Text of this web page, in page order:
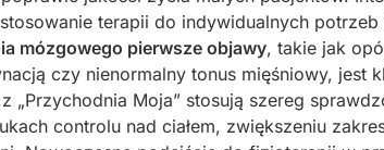
terapii do indywidualnych
mózgowego pierwsze objawy, takie jak
czy nienormalny tonus mięśniowy, jest
„Przychodnia Moja” stosują szereg
controlu nad ciałem, zwiększeniu